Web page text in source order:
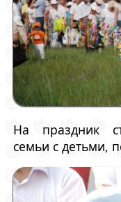
На праздник
семьи с детьми,